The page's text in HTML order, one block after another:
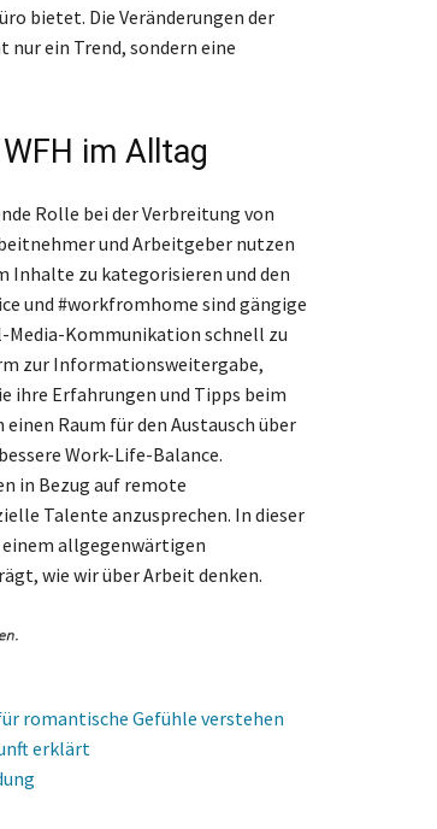
bietet. Die Veränderungen der
ein Trend, sondern eine
im Alltag
Rolle bei der Verbreitung von
und Arbeitgeber nutzen
zu kategorisieren und den
und #workfromhome sind gängige
Media-Kommunikation schnell zu
zur Informationsweitergabe,
ihre Erfahrungen und Tipps beim
Raum für den Austausch über
Work-Life-Balance.
in Bezug auf remote
Talente anzusprechen. In dieser
allgegenwärtigen
wie wir über Arbeit denken.
romantische Gefühle verstehen
erklärt